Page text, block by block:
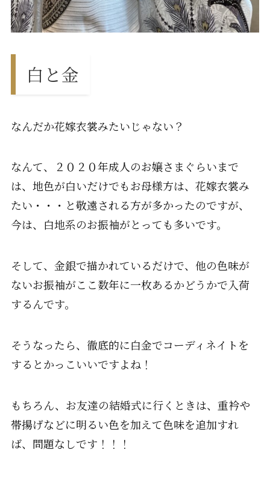
白と金
なんだか花嫁衣裳みたいじゃない？
なんて、２０２０年成人のお嬢さまぐらいまで
は、地色が白いだけでもお母様方は、花嫁衣裳み
たい・・・と敬遠される方が多かったのですが、
今は、白地系のお振袖がとっても多いです。
そして、金銀で描かれているだけで、他の色味が
ないお振袖がここ数年に一枚あるかどうかで入荷
するんです。
そうなったら、徹底的に白金でコーディネイトを
するとかっこいいですよね！
もちろん、お友達の結婚式に行くときは、重衿や
帯揚げなどに明るい色を加えて色味を追加すれ
ば、問題なしです！！！